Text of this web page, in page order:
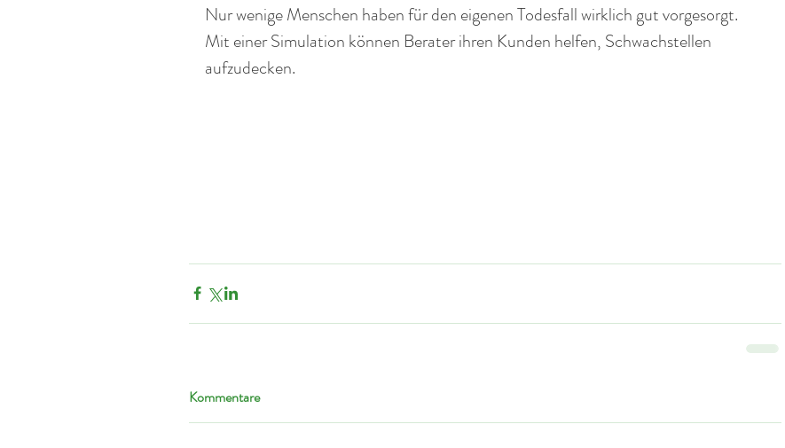
Nur wenige Menschen haben für den eigenen Todesfall wirklich gut vorgesorgt.
Mit einer Simulation können Berater ihren Kunden helfen, Schwachstellen
aufzudecken.
Kommentare